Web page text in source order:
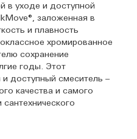
в уходе и доступной
заложенная в
и плавность
хромированное
сохранение
годы. Этот
доступный смеситель –
качества и самого